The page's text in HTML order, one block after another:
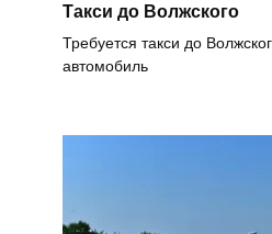
Такси до Волжского
Требуется такси до
автомобиль